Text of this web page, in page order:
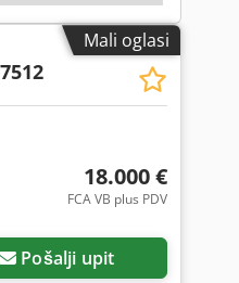
Mali oglasi
18.000 €
FCA VB plus PDV
Pošalji upit